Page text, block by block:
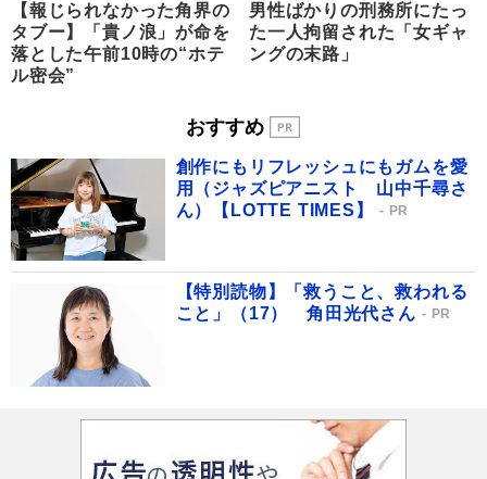
【報じられなかった角界の
タブー】「貴ノ浪」が命を
落とした午前10時の“ホテ
ル密会”
男性ばかりの刑務所にたっ
た一人拘留された「女ギャ
ングの末路」
おすすめ
創作にもリフレッシュにもガムを愛
用（ジャズピアニスト 山中千尋さ
ん）【LOTTE TIMES】
PR
【特別読物】「救うこと、救われる
こと」（17） 角田光代さん
PR